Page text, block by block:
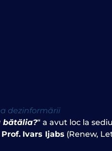
dezinformării
bătălia?“ a avut loc la
Prof. Ivars Ijabs (Renew,